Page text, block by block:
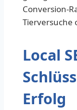
Conversion-
Tierversuche
Local
Erfolg